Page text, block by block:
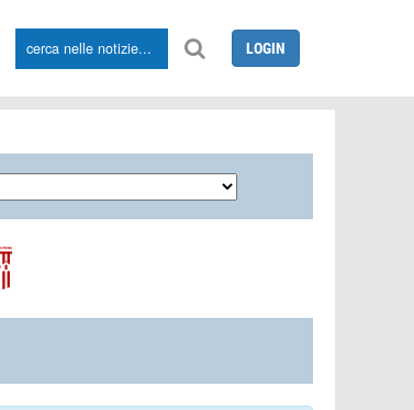
LOGIN